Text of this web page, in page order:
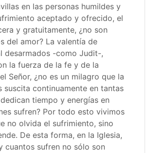
en las personas humildes y
aceptado y ofrecido, el
y gratuitamente, ¿no son
del amor? La valentía de
desarmados -como Judit-,
la fuerza de la fe y de la
Señor, ¿no es un milagro que la
suscita continuamente en tantas
tiempo y energías en
sufren? Por todo esto vivimos
no olvida el sufrimiento, sino
De esta forma, en la Iglesia,
cuantos sufren no sólo son